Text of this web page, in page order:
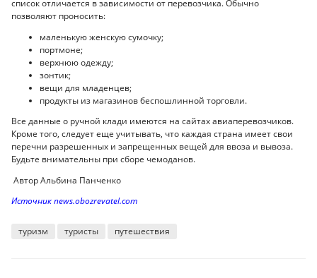
список отличается в зависимости от перевозчика. Обычно
позволяют проносить:
маленькую женскую сумочку;
портмоне;
верхнюю одежду;
зонтик;
вещи для младенцев;
продукты из магазинов беспошлинной торговли.
Все данные о ручной клади имеются на сайтах авиаперевозчиков.
Кроме того, следует еще учитывать, что каждая страна имеет свои
перечни разрешенных и запрещенных вещей для ввоза и вывоза.
Будьте внимательны при сборе чемоданов.
Автор Альбина Панченко
Источник news.obozrevatel.com
туризм туристы путешествия